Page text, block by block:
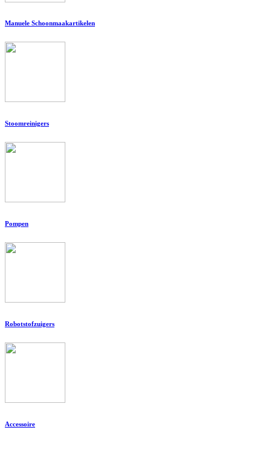
Manuele Schoonmaakartikelen
Stoomreinigers
Pompen
Robotstofzuigers
Accessoire